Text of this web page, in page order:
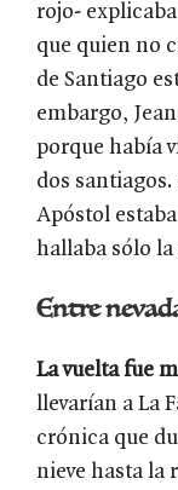
rojo-
que quien no
de Santiago
embargo,
porque había
dos
Apóstol
hallaba sólo la
Entre
La vuelta fue
llevarían a La
crónica que
nieve hasta la